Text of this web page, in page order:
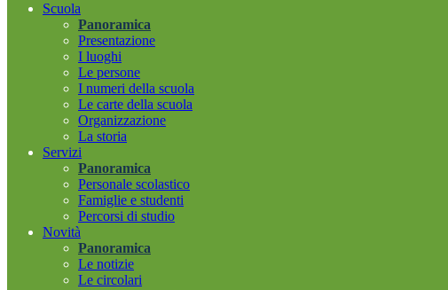
Scuola
Panoramica
Presentazione
I luoghi
Le persone
I numeri della scuola
Le carte della scuola
Organizzazione
La storia
Servizi
Panoramica
Personale scolastico
Famiglie e studenti
Percorsi di studio
Novità
Panoramica
Le notizie
Le circolari